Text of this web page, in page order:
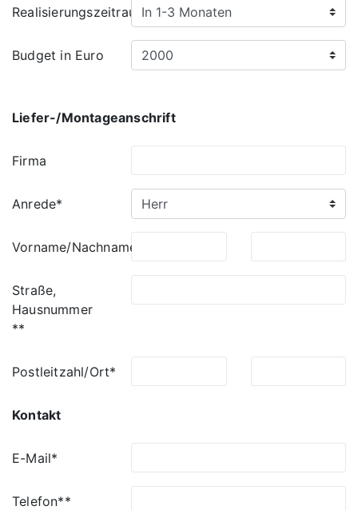
Realisierungszeitraum
Budget in Euro
Liefer-/Montageanschrift
Firma
Anrede*
Vorname/Nachname*
Straße,
Hausnummer
**
Postleitzahl/Ort*
Kontakt
E-Mail*
Telefon**